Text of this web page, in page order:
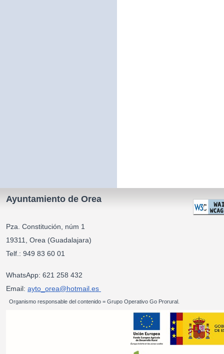
Ayuntamiento de Orea
Pza. Constitución, núm 1
19311, Orea (Guadalajara)
Telf.: 949 83 60 01
WhatsApp: 621 258 432
Email: ayto_orea@hotmail.es
Organismo responsable del contenido = Grupo Operativo Go Prorural.